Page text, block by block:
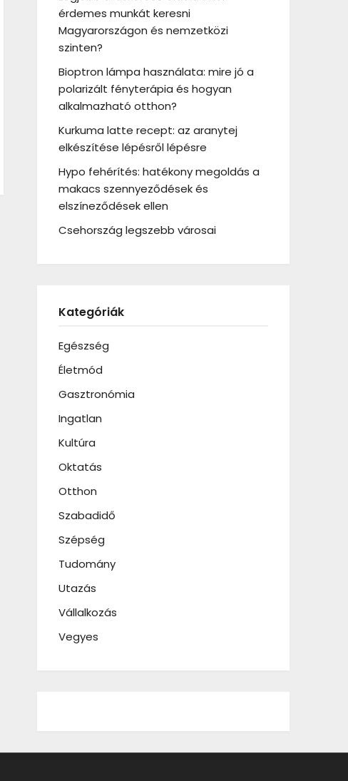
érdemes munkát keresni
Magyarországon és nemzetközi
szinten?
Bioptron lámpa használata: mire jó a
polarizált fényterápia és hogyan
alkalmazható otthon?
Kurkuma latte recept: az aranytej
elkészítése lépésről lépésre
Hypo fehérítés: hatékony megoldás a
makacs szennyeződések és
elszíneződések ellen
Csehország legszebb városai
Kategóriák
Egészség
Életmód
Gasztronómia
Ingatlan
Kultúra
Oktatás
Otthon
Szabadidő
Szépség
Tudomány
Utazás
Vállalkozás
Vegyes